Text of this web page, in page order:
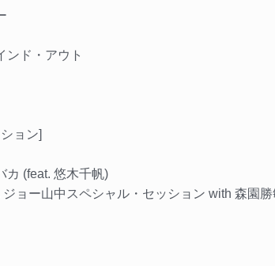
ンド・アウト
ョン]
カ (feat. 悠木千帆)
ョー山中スペシャル・セッション with 森園勝